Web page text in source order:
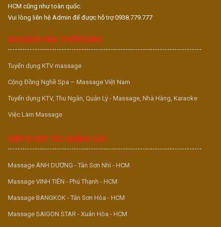
HCM cũng như toàn quốc.
Vui lòng liên hệ Admin để được hỗ trợ 0938.779.777
MASSAGE VUA TUYỂN DỤNG
Tuyển dụng KTV massage
Cộng Đồng Nghề Spa – Massage Việt Nam
Tuyển dụng KTV, Thu Ngân, Quản Lý - Massage, Nhà Hàng, Karaoke
Việc Làm Massage
ĐƠN VỊ HỢP TÁC QUẢNG CÁO
Massage ÁNH DƯƠNG - Tân Sơn Nhì - HCM
Massage VINH TIÊN - Phú Thạnh - HCM
Massage BANGKOK - Tân Sơn Hòa - HCM
Massage SAIGON STAR - Xuân Hòa - HCM